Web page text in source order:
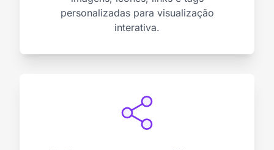
personalizadas para visualização
interativa.